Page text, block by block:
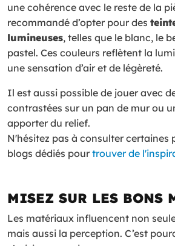
une cohérence avec le reste de la
recommandé d’opter pour des
lumineuses, telles que le blanc, le
pastel. Ces couleurs reflètent la
une sensation d’air et de légèreté.
Il est aussi possible de jouer avec
contrastées sur un pan de mur ou
apporter du relief.
N'hésitez pas à consulter certaines
blogs dédiés pour trouver de
MISEZ SUR LES BONS
Les matériaux influencent non
mais aussi la perception. C’est